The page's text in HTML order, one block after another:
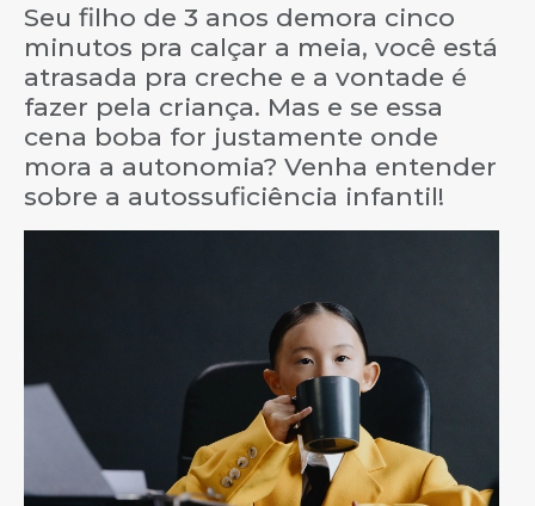
Seu filho de 3 anos demora cinco
minutos pra calçar a meia, você está
atrasada pra creche e a vontade é
fazer pela criança. Mas e se essa
cena boba for justamente onde
mora a autonomia? Venha entender
sobre a autossuficiência infantil!